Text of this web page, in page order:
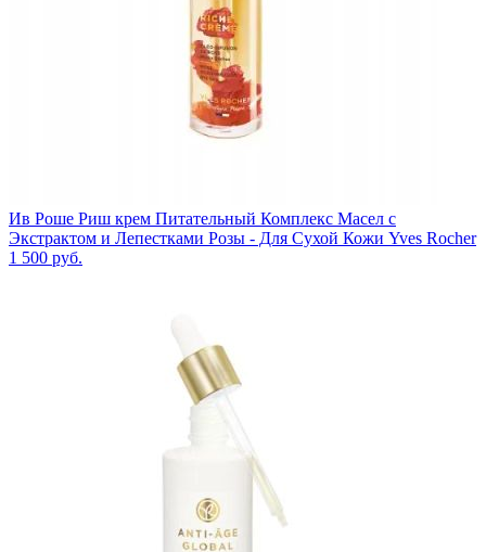
Ив Роше Риш крем Питательный Комплекс Масел с
Экстрактом и Лепестками Розы - Для Сухой Кожи Yves Rocher
1 500 руб.